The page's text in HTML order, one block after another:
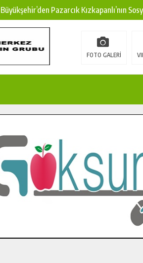
Büyükşehir’den Pazarcık Kızkapanlı’nın
Büyükşehir’den Pazarcık Kırsalına Modern
Çin’den KSÜ’ye Uluslararası Başarı:
İlçe Jandarma Komutanı Karakaya’dan
Bertiz’in Yeni Köprüsünde Sona Doğru.
FOTO GALERİ